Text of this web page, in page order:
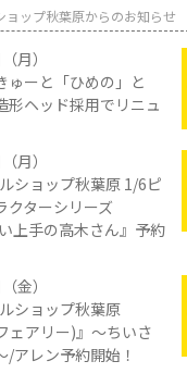
ョップ秋葉原からのお知らせ
月）
ーと「ひめの」と
形ヘッド採用でリニュ
月）
ショップ秋葉原 1/6ピ
クターシリーズ
上手の高木さん』予約
金）
ショップ秋葉原
ェアリー)』～ちいさ
/アレン予約開始！